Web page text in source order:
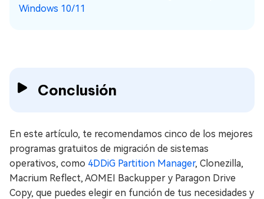
Windows 10/11
Conclusión
En este artículo, te recomendamos cinco de los mejores
programas gratuitos de migración de sistemas
operativos, como 4DDiG Partition Manager, Clonezilla,
Macrium Reflect, AOMEI Backupper y Paragon Drive
Copy, que puedes elegir en función de tus necesidades y